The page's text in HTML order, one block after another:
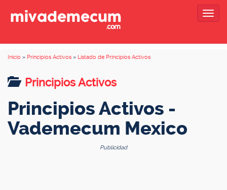
Inicio » Principios Activos » Listado de Principios Activos
Principios Activos
Principios Activos -
Vademecum Mexico
Publicidad